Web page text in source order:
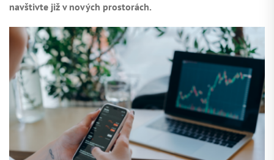
Financování
Kontakt
ZAČÍT INVESTOVAT
PŘIHLÁSIT
navštivte již v nových prostorách.